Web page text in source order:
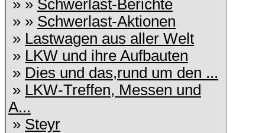
» » Schwerlast-Berichte
» » Schwerlast-Aktionen
» Lastwagen aus aller Welt
» LKW und ihre Aufbauten
» Dies und das,rund um den ...
» LKW-Treffen, Messen und
A...
» Steyr